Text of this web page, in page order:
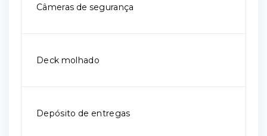
Câmeras de segurança
Deck molhado
Depósito de entregas